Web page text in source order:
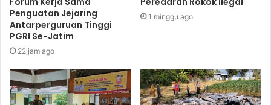
Penguatan Jejaring
Antarperguruan Tinggi
PGRI Se-Jatim
22 jam ago
1 minggu ago